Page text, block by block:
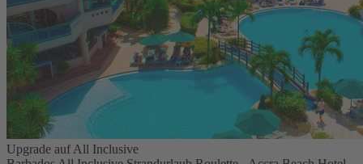
Upgrade auf All Inclusive